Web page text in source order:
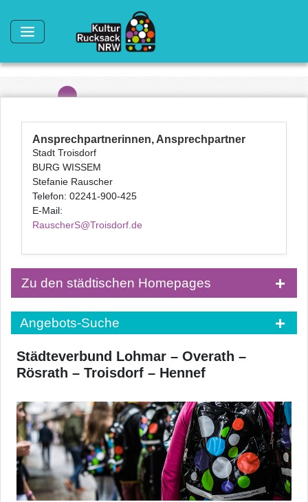
Ansprechpartnerinnen, Ansprechpartner
Stadt Troisdorf
BURG WISSEM
Stefanie Rauscher
Telefon: 02241-900-425
E-Mail:
RauscherS@Troisdorf.de
Zu den städtischen Homepages
Angebots-Suche
Städteverbund Lohmar – Overath –
Rösrath – Troisdorf – Hennef